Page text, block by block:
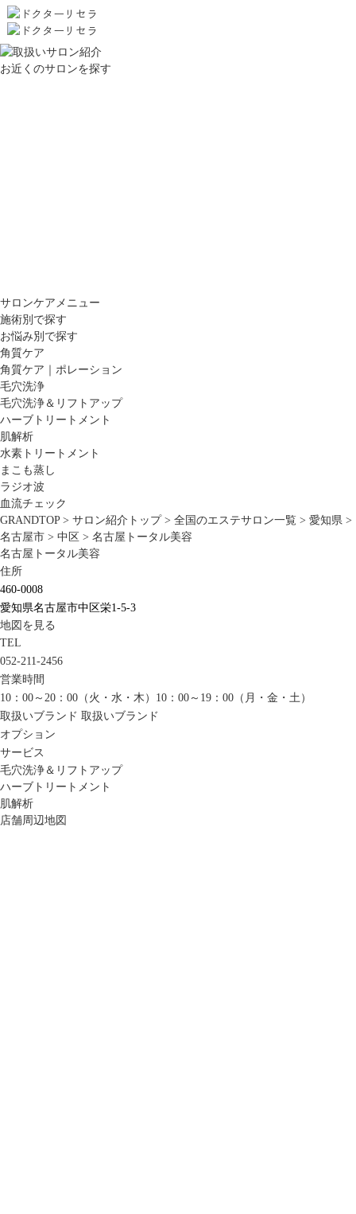
お近くのサロンを探す
サロンケアメニュー
施術別で探す
お悩み別で探す
角質ケア
角質ケア｜ポレーション
毛穴洗浄
毛穴洗浄＆リフトアップ
ハーブトリートメント
肌解析
水素トリートメント
まこも蒸し
ラジオ波
血流チェック
GRANDTOP > サロン紹介トップ > 全国のエステサロン一覧 > 愛知県 >
名古屋市 > 中区 > 名古屋トータル美容
名古屋トータル美容
住所
460-0008
愛知県名古屋市中区栄1-5-3
地図を見る
TEL
052-211-2456
営業時間
10：00～20：00（火・水・木）10：00～19：00（月・金・土）
取扱いブランド 取扱いブランド
オプション
サービス
毛穴洗浄＆リフトアップ
ハーブトリートメント
肌解析
店舗周辺地図